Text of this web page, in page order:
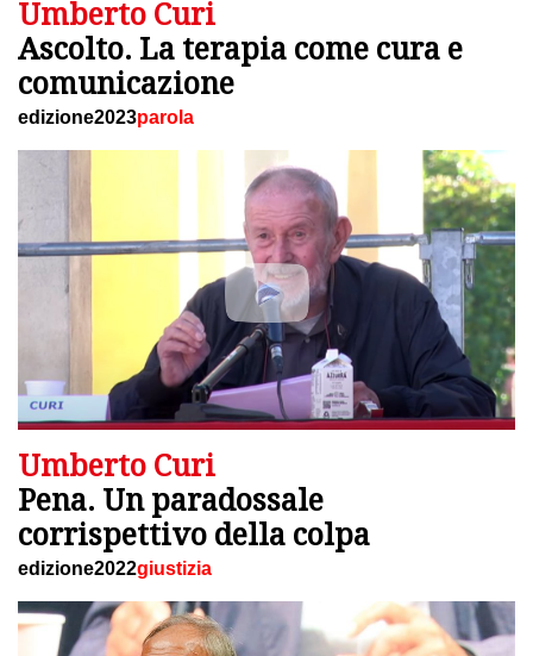
Umberto Curi
Ascolto. La terapia come cura e
comunicazione
edizione2023parola
Umberto Curi
Pena. Un paradossale
corrispettivo della colpa
edizione2022giustizia